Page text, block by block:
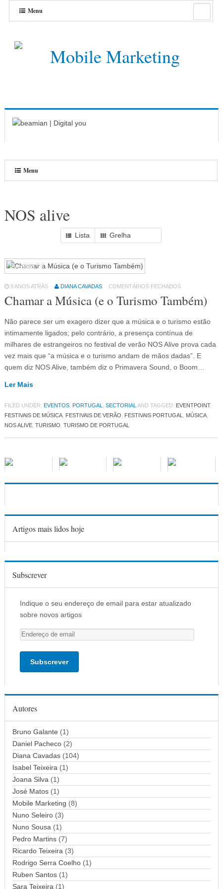
Menu
Menu
NOS alive
Lista Grelha
Eventos64
9 ANOS ATRÁS DIANA CAVADAS COMENTÁRIOS FECHADOS
Chamar a Música (e o Turismo Também)
Não parece ser um exagero dizer que a música e o turismo estão
intimamente ligados; pelo contrário, a presença contínua de
milhares de estrangeiros no festival de verão NOS Alive prova cada
vez mais que “a música e o turismo andam de mãos dadas”. E
quem diz NOS Alive, também diz o Primavera Sound, o Boom…
Ler Mais
FILED UNDER: EVENTOS, PORTUGAL SECTORIAL AND TAGGED: EVENTPOINT,
FESTIVAIS DE MÚSICA, FESTIVAIS DE VERÃO FESTIVAIS PORTUGAL MÚSICA,
NOS ALIVE, TURISMO TURISMO DE PORTUGAL
Artigos mais lidos hoje
Subscrever
Indique o seu endereço de email para estar atualizado
sobre novos artigos
E
n
d
o
d
e
e
m
a
i
l
Autores
Bruno Galante (1)
Daniel Pacheco(2)
Diana Cavadas(104)
Isabel Teixeira (1)
Joana Silva (1)
José Matos(1)
Mobile Marketing (8)
Nuno Seleiro(3)
Nuno Sousa (1)
Pedro Martins(7)
Ricardo Teixeira (3)
Rodrigo Serra Coelho(1)
Ruben Santos(1)
Sara Teixeira (1)